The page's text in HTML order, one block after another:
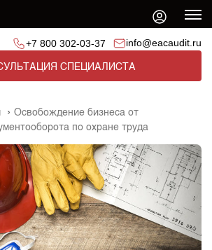
+7 800 302-03-37 info@eacaudit.ru
СПЕЦИАЛИСТА
Освобождение бизнеса от
по охране труда